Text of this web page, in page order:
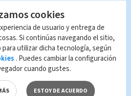
cookies
de usuario y entrega de
Si continúas navegando el sitio,
utilizar dicha tecnología, según
. Puedes cambiar la configuración
cuando gustes.
ESTOY DE ACUERDO